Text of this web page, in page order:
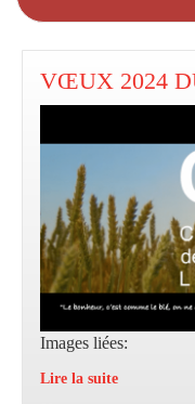
VŒUX 2024
Images liées:
Lire la suite